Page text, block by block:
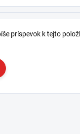
príspevok k tejto